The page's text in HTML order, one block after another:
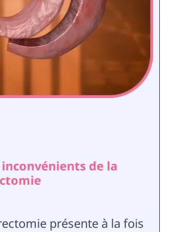
de la
présente à la fois